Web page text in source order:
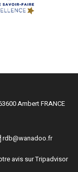
Ambert FRANCE
rdb@wanadoo.fr
avis sur Tripadvisor